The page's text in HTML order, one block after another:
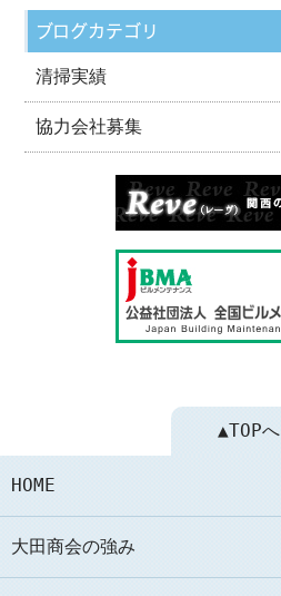
ブログカテゴリ
清掃実績
協力会社募集
▲TOPへ
HOME
大田商会の強み